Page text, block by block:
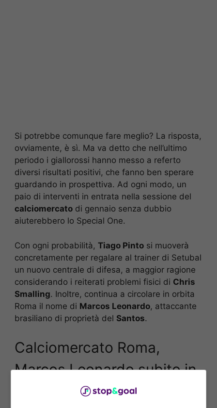
Si potrebbe comunque fare meglio? La risposta,
ovviamente, è sì. Ma va detto che nell’ultimo
periodo i giallorossi hanno messo a referto
diversi risultati positivi, che fanno ben sperare
guardando in prospettiva. Ad ogni modo, un
paio di interventi in entrata nella sessione del
calciomercato di gennaio senza dubbio
aiuterebbero lo Special One.
Con ogni probabilità, Tiago Pinto si muoverà
concretamente per regalare al trainer di Setubal
un nuovo centrale di difesa, a maggior ragione
considerando i reiterati problemi fisici di Chris
Smalling. Inoltre, continua a circolare in orbita
Roma il nome di Marcos Leonardo, attaccante
brasiliano di proprietà del Santos.
Calciomercato Roma,
Marcos Leonardo subito in
Premier: c’è già l’offerta